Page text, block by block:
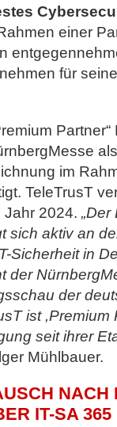
einer
für
im
TeleTrusT
Jahr 2024. „Der
sich aktiv an
Sicherheit in
der
der
ist ,Premium
seit ihrer
Mühlbauer.
NACH
IT-SA 365